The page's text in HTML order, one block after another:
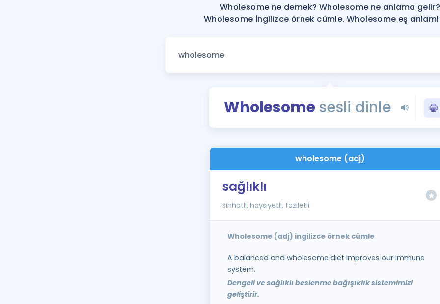
YDS ve YÖKDİL'e
Tüm ÖSYM
Blog
YDS - YÖKDİL
İngilizce
Wholesome ne demek? Wholesome ne anlama gelir?
Wholesome İngilizce örnek cümle. Wholesome eş
Wholesomesesli dinle
wholesome (adj)
sağlıklı
sıhhatli, haysiyetli, faziletli
Wholesome (adj) ingilizce örnek cümle
A balanced and wholesome diet improves our immune
system.
Dengeli ve sağlıklı beslenme bağışıklık sistemimizi
geliştirir.